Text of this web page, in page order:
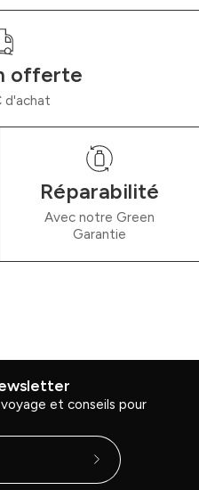
offerte
d'achat
Réparabilité
Avec notre Green
Garantie
et conseils pour
Abonnez-